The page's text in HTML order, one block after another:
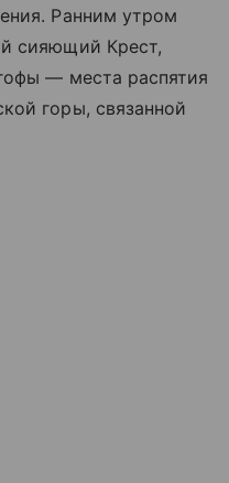
Ранним утром
сияющий Крест,
— места распятия
горы, связанной